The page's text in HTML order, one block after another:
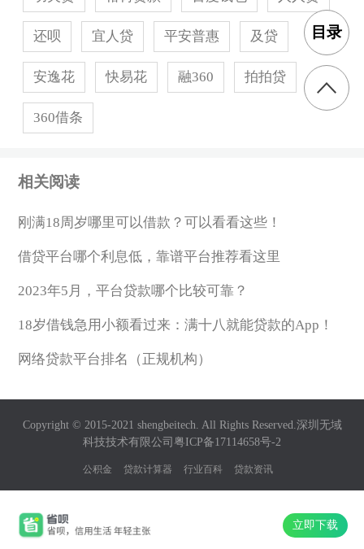
很多朋友一听到要上征信，就开始觉得有点抵触
了。其实不然，上征信有上征信的好处。这个我
们可以分为两个方面来讲。
第一种情况，申请贷款成功后，保持良好的还款
后的信用卡申请或银行贷款中有不小的帮助。银
息，审核会更容易通过，贷款的额度也会相应提
升的。
第二种情况，需要注意的是，好期贷目前没有相
应的政策可以延长还款，一旦超过授信期，就会
产生贷款逾期，就会有相应记录。对你的信用记
还款时间，最好设置还款提醒。
好期贷申请流程怎样
申请方式：
还呗 宜人贷 平安普惠 及贷
安逸花 快易花 融360 拍拍贷
360借条
相关阅读
刚满18周岁哪里可以借款？可以看看这些！
借贷平台哪个利息低，靠谱平台推荐看这里
2023年5月，平台贷款哪个比较可靠？
18岁借钱急用小额看过来：满十八就能贷款的App！
网络贷款平台排名（正规机构）
目录
Copyright © 2015-2021 shengbeitech. All Rights Reserved.深圳无域
科技技术有限公司 粤ICP备17114658号-2
公积金 贷款计算器 行业百科 贷款资讯
立即下载